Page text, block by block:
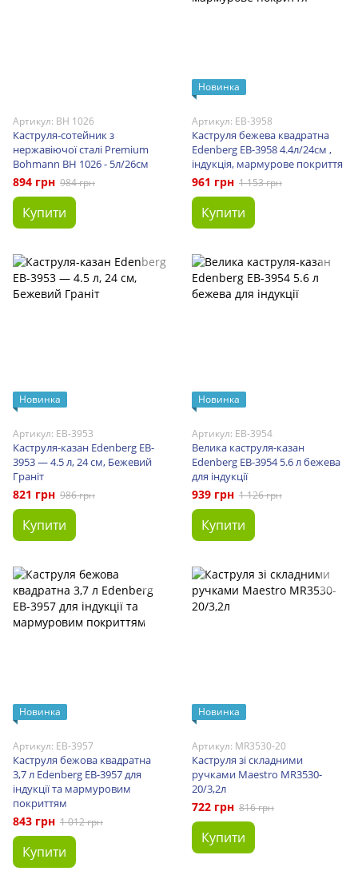
Артикул: BH 1026
Каструля-сотейник з
нержавіючої сталі Premium
Bohmann BH 1026 - 5л/26см
894 грн 984 грн
Купити
Новинка
Артикул: EB-3958
Каструля бежева квадратна
Edenberg EB-3958 4.4л/24см ,
індукція, мармурове покриття
961 грн 1 153 грн
Купити
Новинка
Артикул: EB-3953
Каструля-казан Edenberg EB-
3953 — 4.5 л, 24 см, Бежевий
Граніт
821 грн 986 грн
Купити
Новинка
Артикул: EB-3954
Велика каструля-казан
Edenberg EB-3954 5.6 л бежева
для індукції
939 грн 1 126 грн
Купити
Новинка
Артикул: EB-3957
Каструля бежова квадратна
3,7 л Edenberg EB-3957 для
індукції та мармуровим
покриттям
843 грн 1 012 грн
Купити
Новинка
Артикул: MR3530-20
Каструля зі складними
ручками Maestro MR3530-
20/3,2л
722 грн 816 грн
Купити